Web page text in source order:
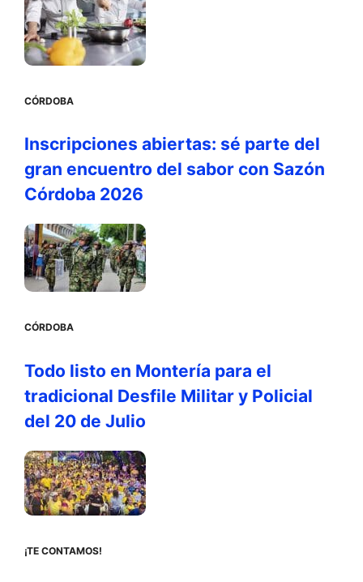
CÓRDOBA
Inscripciones abiertas: sé parte del
gran encuentro del sabor con Sazón
Córdoba 2026
CÓRDOBA
Todo listo en Montería para el
tradicional Desfile Militar y Policial
del 20 de Julio
¡TE CONTAMOS!